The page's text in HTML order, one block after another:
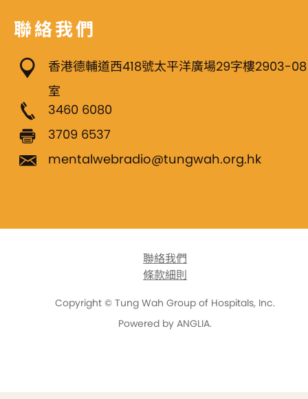
聯絡我們
香港德輔道西418號太平洋廣場29字樓2903-08
室
3460 6080
3709 6537
mentalwebradio@tungwah.org.hk
聯絡我們
條款細則
Copyright © Tung Wah Group of Hospitals, Inc.
Powered by ANGLIA.